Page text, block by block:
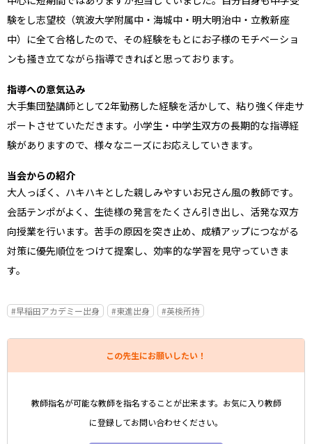
験をし志望校（筑波大学附属中・海城中・明大明治中・立教新座
中）に全て合格したので、その経験をもとにお子様のモチベーショ
ンも掻き立てながら指導できればと思っております。
指導への意気込み
大手集団塾講師として2年勤務した経験を活かして、粘り強く伴走サ
ポートさせていただきます。小学生・中学生双方の長期的な指導経
験がありますので、様々なニーズにお応えしていきます。
当会からの紹介
大人っぽく、ハキハキとした親しみやすいお兄さん風の教師です。
会話テンポがよく、生徒様の発言をたくさん引き出し、活発な双方
向授業を行います。苦手の原因を突き止め、成績アップにつながる
対策に優先順位をつけて提案し、効率的な学習を見守っていきま
す。
#早稲田アカデミー出身 #東進出身 #英検所持
この先生にお願いしたい！
教師指名が可能な教師を指名することが出来ます。お気に入り教師
に登録してお問い合わせください。